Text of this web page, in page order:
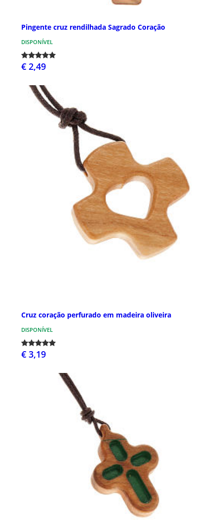
Pingente cruz rendilhada Sagrado Coração
DISPONÍVEL
€ 2,49
Cruz coração perfurado em madeira oliveira
DISPONÍVEL
€ 3,19